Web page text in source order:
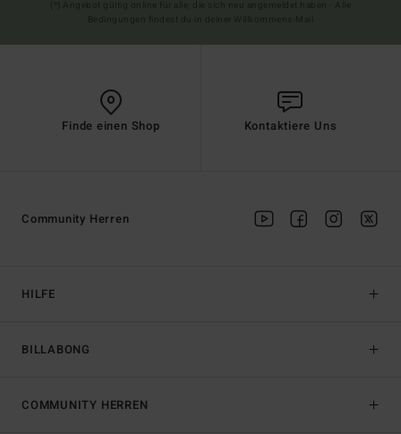
Finde einen Shop Kontaktiere Uns
HILFE
BILLABONG
Community Herren
COMMUNITY HERREN